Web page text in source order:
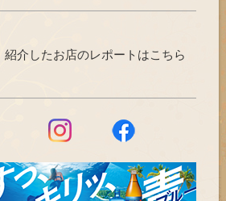
紹介したお店のレポートはこちら